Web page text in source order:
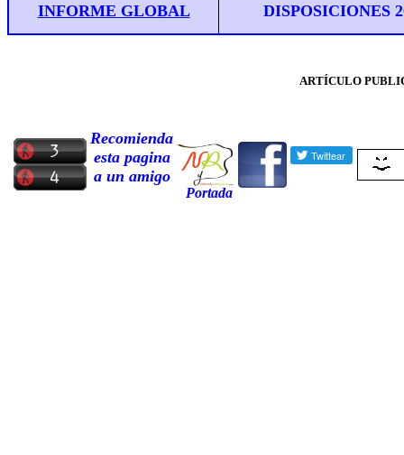
INFORME GLOBAL DISPOSICIONES
ARTÍCULO
Recomienda
esta pagina
a un amigo
Portada